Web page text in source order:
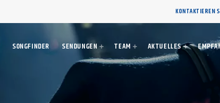
KONTAKTIEREN
SONGFINDER SENDUNGEN TEAM AKTUELLES